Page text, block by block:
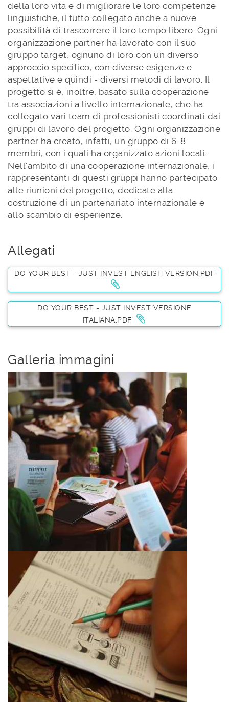
della loro vita e di migliorare le loro competenze
linguistiche, il tutto collegato anche a nuove
possibilità di trascorrere il loro tempo libero. Ogni
organizzazione partner ha lavorato con il suo
gruppo target, ognuno di loro con un diverso
approccio specifico, con diverse esigenze e
aspettative e quindi - diversi metodi di lavoro. Il
progetto si è, inoltre, basato sulla cooperazione
tra associazioni a livello internazionale, che ha
collegato vari team di professionisti coordinati dai
gruppi di lavoro del progetto. Ogni organizzazione
partner ha creato, infatti, un gruppo di 6-8
membri, con i quali ha organizzato azioni locali.
Nell'ambito di una cooperazione internazionale, i
rappresentanti di questi gruppi hanno partecipato
alle riunioni del progetto, dedicate alla
costruzione di un partenariato internazionale e
allo scambio di esperienze.
Allegati
DO YOUR BEST - JUST INVEST ENGLISH VERSION.PDF
DO YOUR BEST - JUST INVEST VERSIONE
ITALIANA.PDF
Galleria immagini